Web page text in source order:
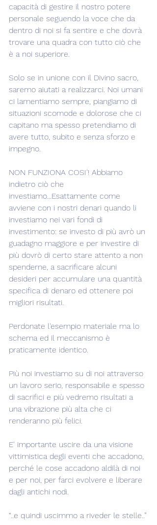
capacità di gestire il nostro potere
personale seguendo la voce che da
dentro di noi si fa sentire e che dovrà
trovare una quadra con tutto ciò che
è a noi superiore.
Solo se in unione con il Divino sacro,
saremo aiutati a realizzarci. Noi umani
ci lamentiamo sempre, piangiamo di
situazioni scomode e dolorose che ci
capitano ma spesso pretendiamo di
avere tutto, subito e senza sforzo e
impegno.
NON FUNZIONA COSI'! Abbiamo
indietro ciò che
investiamo...Esattamente come
avviene con i nostri denari quando li
investiamo nei vari fondi di
investimento: se investo di più avrò un
guadagno maggiore e per investire di
più dovrò di certo stare attento a non
spenderne, a sacrificare alcuni
desideri per accumulare una quantità
specifica di denaro ed ottenere poi
migliori risultati.
Perdonate l'esempio materiale ma lo
schema ed il meccanismo è
praticamente identico.
Più noi investiamo su di noi attraverso
un lavoro serio, responsabile e spesso
di sacrifici e più vedremo risultati a
una vibrazione più alta che ci
renderanno più felici.
E' importante uscire da una visione
vittimistica degli eventi che accadono,
perché le cose accadono aldilà di noi
e per noi, per farci evolvere e liberare
dagli antichi nodi.
“..e quindi uscimmo a riveder le stelle..”